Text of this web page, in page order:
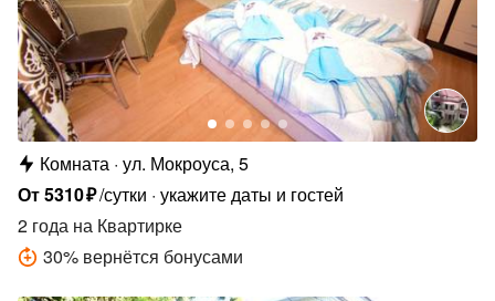
Комната ул. Мокроуса, 5
От5310₽/сутки укажите даты и гостей
2 года на Квартирке
30% вернётся бонусами